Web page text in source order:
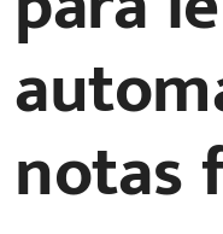
notas